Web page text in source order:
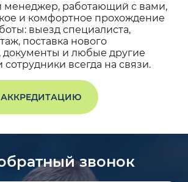
менеджер, работающий с вами,
и комфортное прохождение
выезд специалиста,
поставка нового
документы и любые другие
всегда на связи.
АККРЕДИТАЦИЮ
звонок